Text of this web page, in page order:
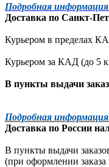
Подробная
Доставка по Санкт-
Курьером в пределах
Курьером за КАД (до 5
В пункты выдачи
Подробная
Доставка по России
В пункты выдачи
(при оформлении